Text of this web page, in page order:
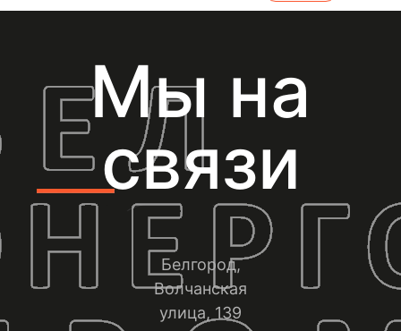
Мы на
связи
Белгород,
Волчанская
улица, 139